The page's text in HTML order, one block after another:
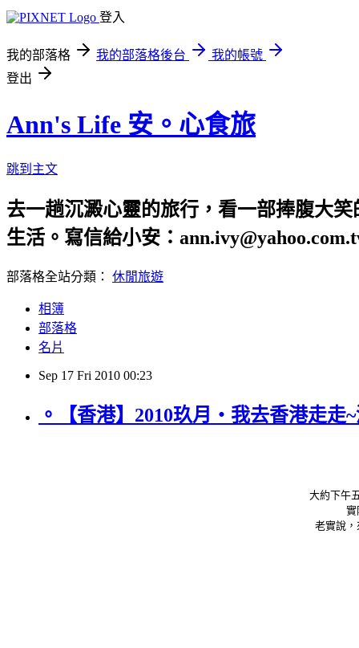
登入
我的部落格 我的部落格後台
我的帳號
登出
Ann's Life 安。心食旅
跳到主文
去一趟沉澱心靈的旅行，看一部捧腹大
生活。寫信給小安：
部落格全站分類： 休閒旅遊
相簿
部落格
名片
Sep 17 Fri 2010 00:23
。【香港】2010玖月‧我去香港走走
大約下午
實
老實說